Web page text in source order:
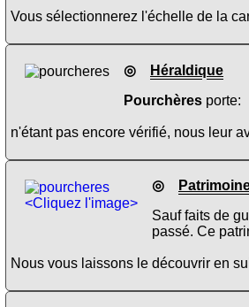
Vous sélectionnerez l'échelle de la
◎
Héraldique
Pourchères porte:
n'étant pas encore vérifié, nous leur
<Cliquez l'image>
◎
Sauf faits de
passé. Ce
Nous vous laissons le découvrir en